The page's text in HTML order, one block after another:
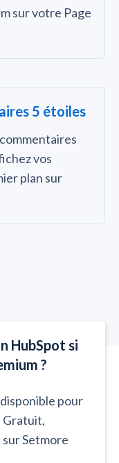
sur votre Page
5 étoiles
vos
plan sur
HubSpot si
?
pour
Gratuit,
sur Setmore